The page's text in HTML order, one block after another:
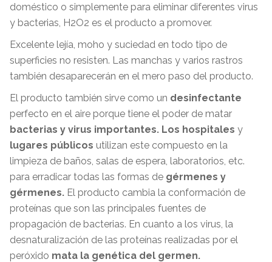
doméstico o simplemente para eliminar diferentes virus
y bacterias, H2O2 es el producto a promover.
Excelente lejía, moho y suciedad en todo tipo de
superficies no resisten. Las manchas y varios rastros
también desaparecerán en el mero paso del producto.
El producto también sirve como un desinfectante
perfecto en el aire porque tiene el poder de matar
bacterias y virus importantes. Los hospitales y
lugares públicos utilizan este compuesto en la
limpieza de baños, salas de espera, laboratorios, etc.
para erradicar todas las formas de gérmenes y
gérmenes. El producto cambia la conformación de
proteínas que son las principales fuentes de
propagación de bacterias. En cuanto a los virus, la
desnaturalización de las proteínas realizadas por el
peróxido mata la genética del germen.